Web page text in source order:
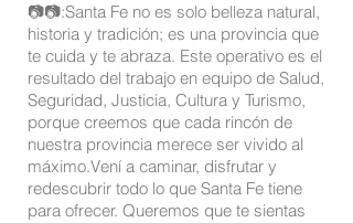
📷📷:Santa Fe no es solo belleza natural,
historia y tradición; es una provincia que
te cuida y te abraza. Este operativo es el
resultado del trabajo en equipo de Salud,
Seguridad, Justicia, Cultura y Turismo,
porque creemos que cada rincón de
nuestra provincia merece ser vivido al
máximo.Vení a caminar, disfrutar y
redescubrir todo lo que Santa Fe tiene
para ofrecer. Queremos que te sientas